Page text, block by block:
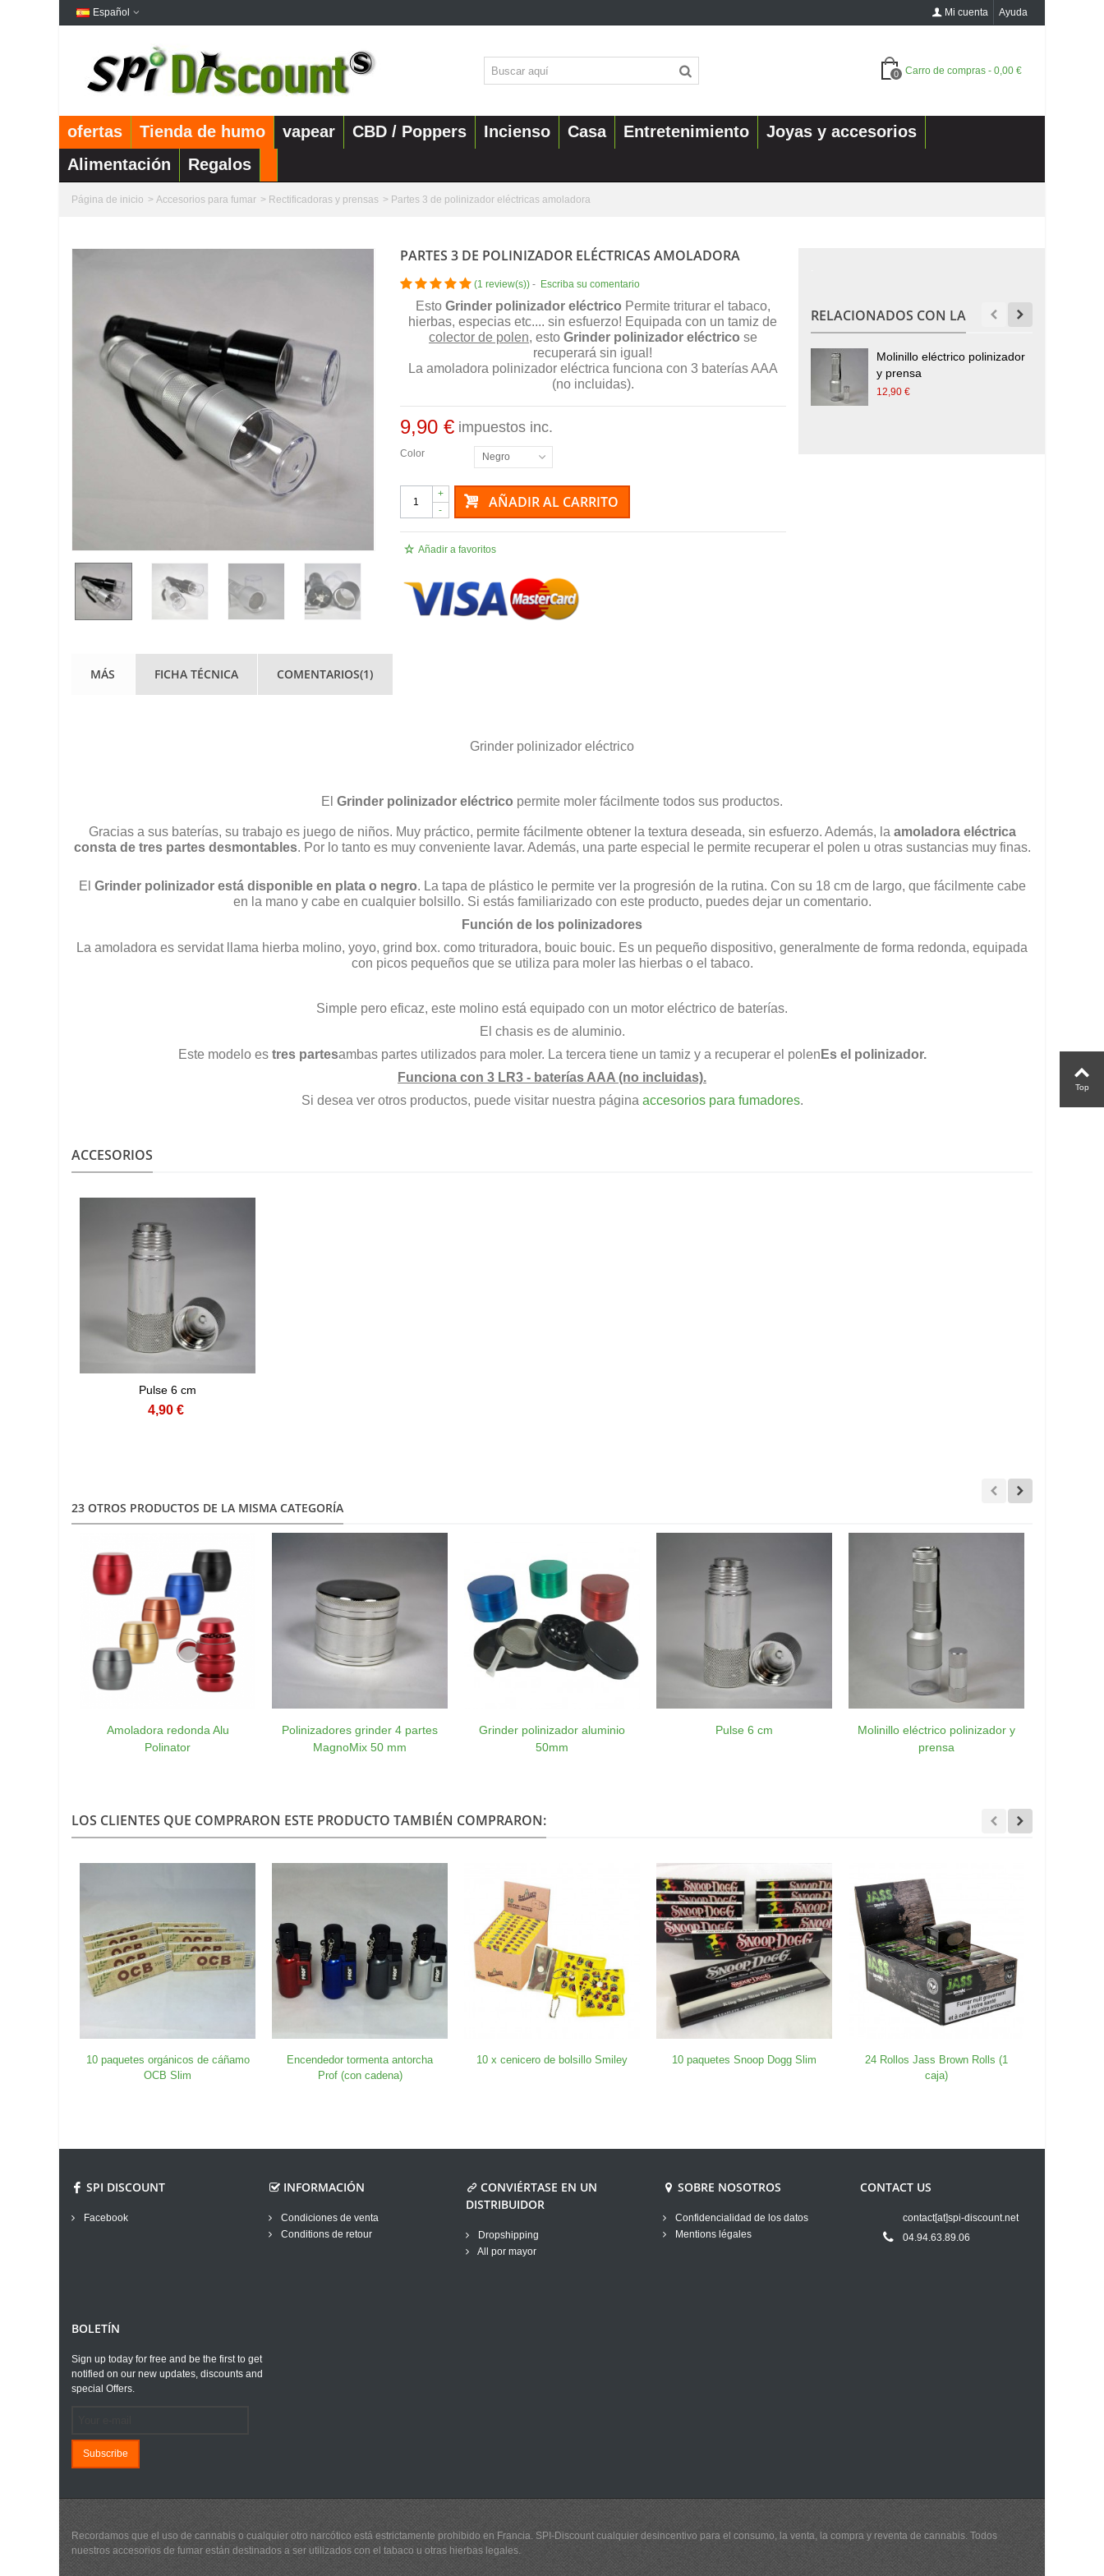
Español Ayuda
Mi cuenta
0 Carro de compras - 0,00 €
ofertas Tienda de humo vapear CBD / Poppers Incienso Casa Entretenimiento
Joyas y accesorios
Alimentación
Regalos
Página de inicio > Accesorios para fumar > Rectificadoras y prensas > Partes 3 de polinizador eléctricas amoladora
PARTES 3 DE POLINIZADOR ELÉCTRICAS AMOLADORA
(1 review(s))- Escriba su comentario
Esto Grinder polinizador eléctrico Permite triturar el tabaco,
hierbas, especias etc.... sin esfuerzo! Equipada con un tamiz de
colector de polen, esto Grinder polinizador eléctrico se
recuperará sin igual!
La amoladora polinizador eléctrica funciona con 3 baterías AAA
(no incluidas).
9,90 € impuestos inc.
Color Negro
-
+ AÑADIR AL CARRITO
Añadir a favoritos
RELACIONADOS CON LA
Molinillo eléctrico polinizador
y prensa
12,90 €
MÁS FICHA TÉCNICA COMENTARIOS(1)
Grinder polinizador eléctrico
El Grinder polinizador eléctrico permite moler fácilmente todos sus productos.
Gracias a sus baterías, su trabajo es juego de niños. Muy práctico, permite fácilmente obtener la textura deseada, sin esfuerzo. Además, la amoladora eléctrica
consta de tres partes desmontables. Por lo tanto es muy conveniente lavar. Además, una parte especial le permite recuperar el polen u otras sustancias muy finas.
El Grinder polinizador está disponible en plata o negro. La tapa de plástico le permite ver la progresión de la rutina. Con su 18 cm de largo, que fácilmente cabe
en la mano y cabe en cualquier bolsillo. Si estás familiarizado con este producto, puedes dejar un comentario.
Función de los polinizadores
La amoladora es servidat llama hierba molino, yoyo, grind box. como trituradora, bouic bouic. Es un pequeño dispositivo, generalmente de forma redonda, equipada
con picos pequeños que se utiliza para moler las hierbas o el tabaco.
Simple pero eficaz, este molino está equipado con un motor eléctrico de baterías.
El chasis es de aluminio.
Este modelo es tres partesambas partes utilizados para moler. La tercera tiene un tamiz y a recuperar el polen Es el polinizador.
Funciona con 3 LR3 - baterías AAA (no incluidas).
Si desea ver otros productos, puede visitar nuestra página accesorios para fumadores.
ACCESORIOS
Pulse 6 cm
4,90 €
23 OTROS PRODUCTOS DE LA MISMA CATEGORÍA
Amoladora redonda Alu
Polinator
Polinizadores grinder 4 partes
MagnoMix 50 mm
Grinder polinizador aluminio
50mm
Pulse 6 cm
Molinillo eléctrico polinizador y
prensa
LOS CLIENTES QUE COMPRARON ESTE PRODUCTO TAMBIÉN COMPRARON:
10 paquetes orgánicos de cáñamo
OCB Slim
Encendedor tormenta antorcha
Prof (con cadena)
10 x cenicero de bolsillo Smiley 10 paquetes Snoop Dogg Slim
24 Rollos Jass Brown Rolls (1
caja)
SPI DISCOUNT
Facebook
INFORMACIÓN
Condiciones de venta
Conditions de retour
CONVIÉRTASE EN UN
DISTRIBUIDOR
Dropshipping
All por mayor
SOBRE NOSOTROS
Confidencialidad de los datos
Mentions légales
CONTACT US
contact[at]spi-discount.net
04.94.63.89.06
BOLETÍN
Sign up today for free and be the first to get
notified on our new updates, discounts and
special Offers.
Subscribe
Recordamos que el uso de cannabis o cualquier otro narcótico está estrictamente prohibido en Francia. SPI-Discount cualquier desincentivo para el consumo, la venta, la compra y reventa de cannabis. Todos
nuestros accesorios de fumar están destinados a ser utilizados con el tabaco u otras hierbas legales.
Top